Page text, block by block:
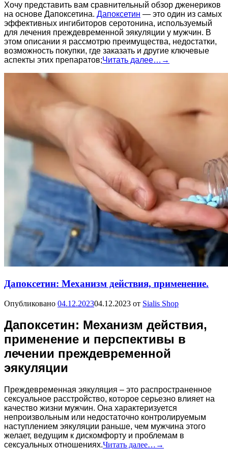
Хочу представить вам сравнительный обзор дженериков
на основе Дапоксетина. Дапоксетин — это один из самых
эффективных ингибиторов серотонина, используемый
для лечения преждевременной эякуляции у мужчин. В
этом описании я рассмотрю преимущества, недостатки,
возможность покупки, где заказать и другие ключевые
аспекты этих препаратов;Читать далее… →
Дапоксетин: Механизм действия, применение.
Опубликовано 04.12.202304.12.2023 от Sialis Shop
Дапоксетин: Механизм действия,
применение и перспективы в
лечении преждевременной
эякуляции
Преждевременная эякуляция – это распространенное
сексуальное расстройство, которое серьезно влияет на
качество жизни мужчин. Она характеризуется
непроизвольным или недостаточно контролируемым
наступлением эякуляции раньше, чем мужчина этого
желает, ведущим к дискомфорту и проблемам в
сексуальных отношениях.Читать далее… →